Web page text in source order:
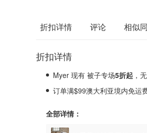
折扣详情 评论 相似
折扣详情
Myer 现有 被子专场5折起 ，
订单满$99澳大利亚境内免运费
全部详情：